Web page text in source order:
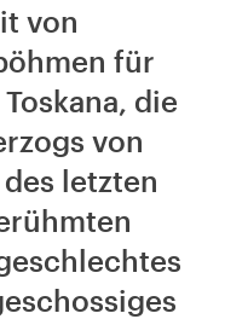
von
für
die
von
letzten